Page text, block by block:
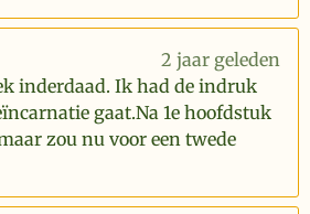
2 jaar geleden
inderdaad. Ik had de indruk
gaat.Na 1e hoofdstuk
zou nu voor een twede